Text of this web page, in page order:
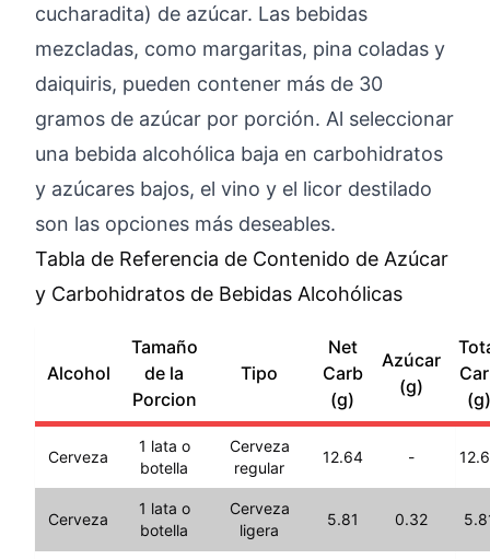
cucharadita) de azúcar. Las bebidas
mezcladas, como margaritas, pina coladas y
daiquiris, pueden contener más de 30
gramos de azúcar por porción. Al seleccionar
una bebida alcohólica baja en carbohidratos
y azúcares bajos, el vino y el licor destilado
son las opciones más deseables.
Tabla de Referencia de Contenido de Azúcar
y Carbohidratos de Bebidas Alcohólicas
Alcohol
Tamaño
de la
Porcion
Tipo
Net
Carb
(g)
Azúcar
(g)
Cerveza
1 lata o
botella
Cerveza
regular
12.64 -
Cerveza
1 lata o
botella
Cerveza
ligera
5.81 0.32